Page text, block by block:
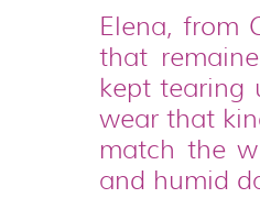
Elena, from
that
kept tearing
wear that
match the
and humid